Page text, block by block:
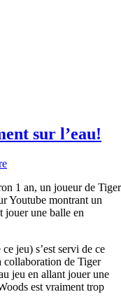
sur l’eau!
1 an, un joueur de Tiger
Youtube montrant un
jouer une balle en
jeu) s’est servi de ce
collaboration de Tiger
jeu en allant jouer une
est vraiment trop